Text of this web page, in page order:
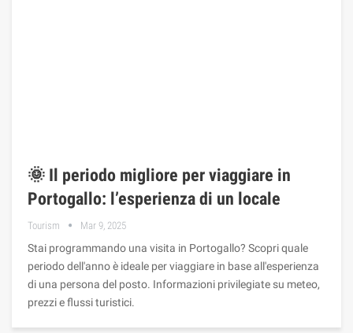
🌞 Il periodo migliore per viaggiare in
Portogallo: l’esperienza di un locale
Tourism Mar 9, 2025
Stai programmando una visita in Portogallo? Scopri quale
periodo dell'anno è ideale per viaggiare in base all'esperienza
di una persona del posto. Informazioni privilegiate su meteo,
prezzi e flussi turistici.